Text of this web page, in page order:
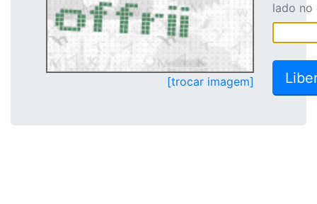
[trocar imagem]
lado no